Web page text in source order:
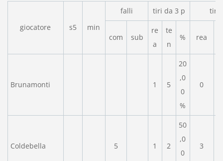
giocatore s5 min
falli tiri da 3 p tiri
com sub
re
a
te
n
% rea
Brunamonti 1 5
20
,0
0
%
0
Coldebella 5 1 2
50
,0
0
3